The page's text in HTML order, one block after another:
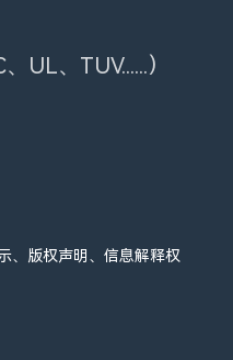
UL、TUV......）
、版权声明、信息解释权